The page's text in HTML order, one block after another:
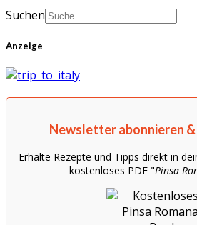
Suchen
Anzeige
Newsletter abonnieren &
Erhalte Rezepte und Tipps direkt in
kostenloses PDF "Pinsa